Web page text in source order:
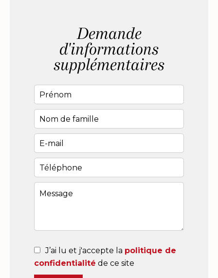
Demande
d'informations
supplémentaires
J’ai lu et j'accepte la politique de
confidentialité de ce site